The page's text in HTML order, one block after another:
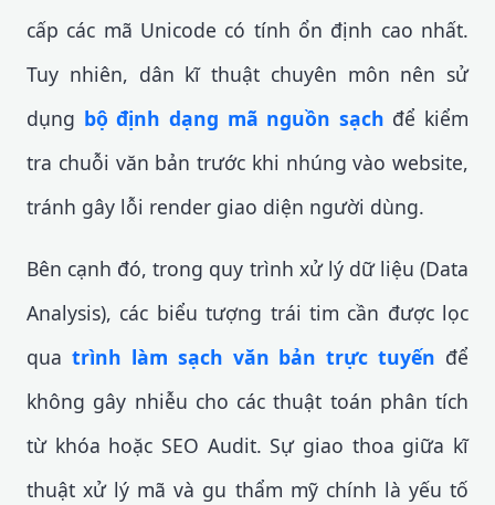
cấp các mã Unicode có tính ổn định cao nhất.
Tuy nhiên, dân kĩ thuật chuyên môn nên sử
dụng bộ định dạng mã nguồn sạch để kiểm
tra chuỗi văn bản trước khi nhúng vào website,
tránh gây lỗi render giao diện người dùng.
Bên cạnh đó, trong quy trình xử lý dữ liệu (Data
Analysis), các biểu tượng trái tim cần được lọc
qua trình làm sạch văn bản trực tuyến để
không gây nhiễu cho các thuật toán phân tích
từ khóa hoặc SEO Audit. Sự giao thoa giữa kĩ
thuật xử lý mã và gu thẩm mỹ chính là yếu tố